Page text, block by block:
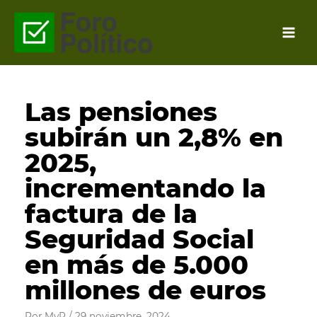
contenido
Las pensiones
subirán un 2,8% en
2025,
incrementando la
factura de la
Seguridad Social
en más de 5.000
millones de euros